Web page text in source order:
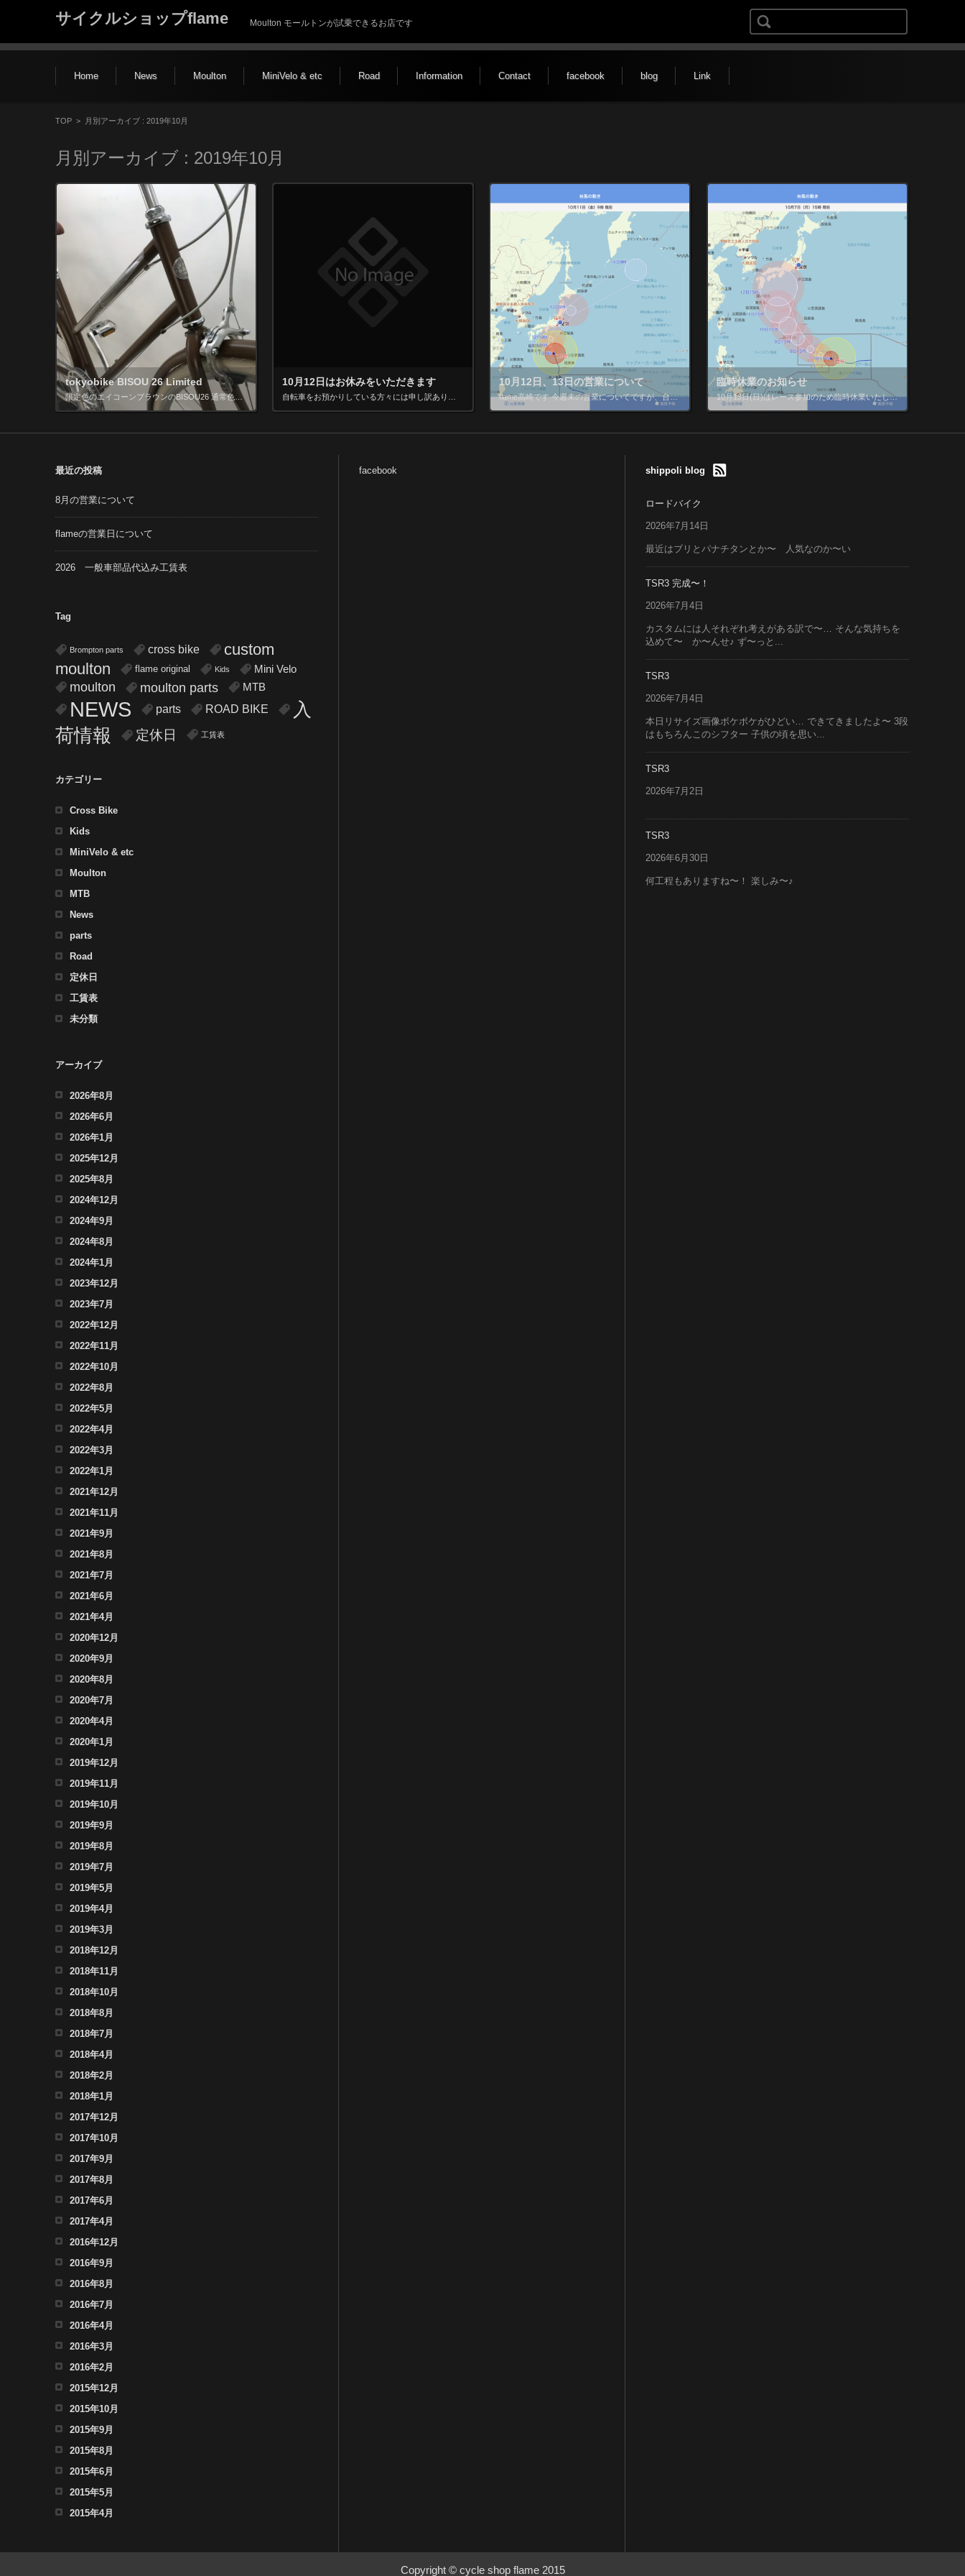
サイクルショップflame Moulton モールトンが試乗できるお店です
検索:
コンテンツに移動
Home News Moulton MiniVelo & etc Road Information Contact facebook blog Link
TOP > 月別アーカイブ : 2019年10月
月別アーカイブ : 2019年10月
tokyobike BISOU 26 Limited
限定色のエイコーンブラウンのBISOU26 通常色のBISOU26から2000円+TAXの価格ですがこちらは泥除け付きでお買い得です \70000+TAX
10月12日はお休みをいただきます 10月12日、13日の営業について
flame高崎です 今週末の営業についてですが、台風の影響により通常通りの営業は出来ないと判断いたしました。 12日はおそらく早仕舞い(15時ぐらいまで？) 13日は状況次第ですが10時開店ではなく少しだけ遅めの開店とな […]
臨時休業のお知らせ
10月13日(日)はレース参加のため臨時休業いたします ご迷惑をおかけ致しますがよろしくお願いします 台風も心配…
最近の投稿
8月の営業について
flameの営業日について
2026 一般車部品代込み工賃表
Tag
Brompton parts cross bike
custom
moulton
flame original Kids Mini Velo
moulton moulton parts MTB
NEWS parts ROAD BIKE
入
荷情報
定休日 工賃表
カテゴリー
Cross Bike
Kids
MiniVelo & etc
Moulton
MTB
News
parts
Road
定休日
工賃表
未分類
アーカイブ
2026年8月
2026年6月
2026年1月
2025年12月
2025年8月
2024年12月
2024年9月
2024年8月
2024年1月
2023年12月
2023年7月
2022年12月
2022年11月
2022年10月
2022年8月
2022年5月
2022年4月
2022年3月
2022年1月
2021年12月
2021年11月
2021年9月
2021年8月
2021年7月
2021年6月
2021年4月
2020年12月
2020年9月
2020年8月
2020年7月
2020年4月
2020年1月
2019年12月
2019年11月
2019年10月
2019年9月
2019年8月
2019年7月
2019年5月
2019年4月
2019年3月
2018年12月
2018年11月
2018年10月
2018年8月
2018年7月
2018年4月
2018年2月
2018年1月
2017年12月
2017年10月
2017年9月
2017年8月
2017年6月
2017年4月
2016年12月
2016年9月
2016年8月
2016年7月
2016年4月
2016年3月
2016年2月
2015年12月
2015年10月
2015年9月
2015年8月
2015年6月
2015年5月
2015年4月
facebook shippoli blog
ロードバイク
2026年7月14日
最近はブリとパナチタンとか〜 人気なのか〜い
TSR3 完成〜！
2026年7月4日
カスタムには人それぞれ考えがある訳で〜… そんな気持ちを
込めて〜 か〜んせ♪ ず〜っと...
TSR3
2026年7月4日
本日リサイズ画像ボケボケがひどい… できてきましたよ〜 3段
はもちろんこのシフター 子供の頃を思い...
TSR3
2026年7月2日
TSR3
2026年6月30日
何工程もありますね〜！ 楽しみ〜♪
Copyright © cycle shop flame 2015